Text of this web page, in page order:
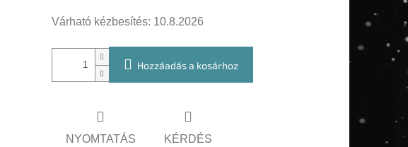
Várható kézbesítés: 10.8.2026
Hozzáadás a kosárhoz
NYOMTATÁS KÉRDÉS